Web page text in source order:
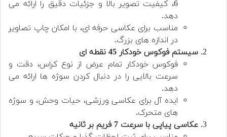
6، کیفیت تصویر بالا و جزئیات دقیق را ارائه می
دهد.
مناسب برای عکاسی حرفه ای، با امکان چاپ تصاویر
در اندازه های بزرگ.
سیستم فوکوس خودکار 45 نقطه ای
فوکوس خودکار تمام عرض از نوع کراس، دقت و
سرعت بالایی را در دنبال کردن سوژه ها ارائه می
دهد.
ایده آل برای عکاسی ورزشی، حیات وحش، و سوژه
های متحرک.
عکاسی پیاپی با سرعت 7 فریم بر ثانیه